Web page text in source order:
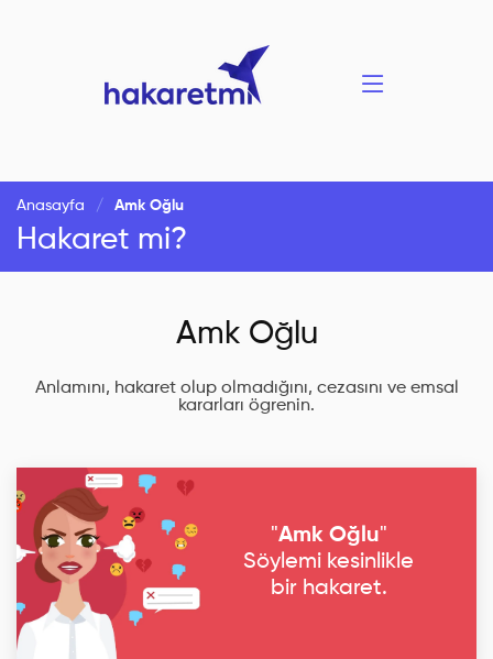
Anasayfa Amk Oğlu
Hakaret mi?
Amk Oğlu
Anlamını, hakaret olup olmadığını, cezasını ve emsal
kararları ögrenin.
"Amk Oğlu"
Söylemi kesinlikle
bir hakaret.